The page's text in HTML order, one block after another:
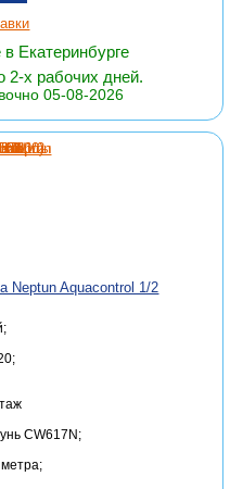
Екатеринбурге
2-х рабочих дней.
05-08-2026
Neptun Aquacontrol 1/2
CW617N;